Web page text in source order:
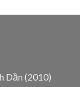
Dần (2010)